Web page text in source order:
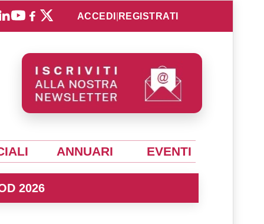
ACCEDI REGISTRATI
ANNUARI EVENTI
2026